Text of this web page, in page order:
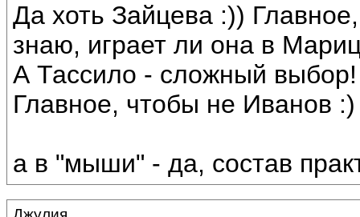
Да хоть Зайцева :))
знаю, играет ли она в
А Тассило - сложный
Главное, чтобы не Иванов :)
а в "мыши" - да, состав